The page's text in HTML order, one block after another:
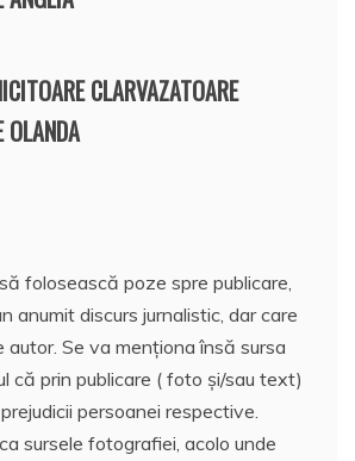
CLARVAZATOARE
OLANDA
folosească poze spre publicare,
anumit discurs jurnalistic, dar care
autor. Se va menționa însă sursa
că prin publicare ( foto și/sau text)
persoanei respective.
sursele fotografiei, acolo unde